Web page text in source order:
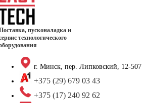
пусконаладка и
технологического
г. Минск, пер. Липковский, 12-507
+375 (29) 679 03 43
+375 (17) 240 92 62